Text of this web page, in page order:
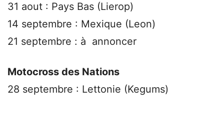
31 aout : Pays Bas (Lierop)
14 septembre : Mexique (Leon)
21 septembre : à annoncer
Motocross des Nations
28 septembre : Lettonie (Kegums)